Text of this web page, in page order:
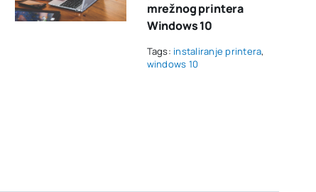
mrežnog printera
Windows 10
Tags: instaliranje printera,
windows 10